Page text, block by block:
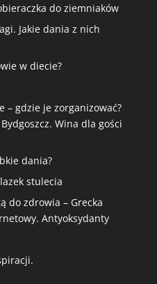
do ziemniaków
Jakie dania z nich
w diecie?
– gdzie je zorganizować?
Wina dla gości
dania?
stulecia
do zdrowia – Grecka
Antyoksydanty